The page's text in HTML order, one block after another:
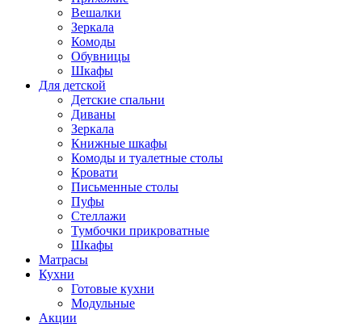
Вешалки
Зеркала
Комоды
Обувницы
Шкафы
Для детской
Детские спальни
Диваны
Зеркала
Книжные шкафы
Комоды и туалетные столы
Кровати
Письменные столы
Пуфы
Стеллажи
Тумбочки прикроватные
Шкафы
Матрасы
Кухни
Готовые кухни
Модульные
Акции